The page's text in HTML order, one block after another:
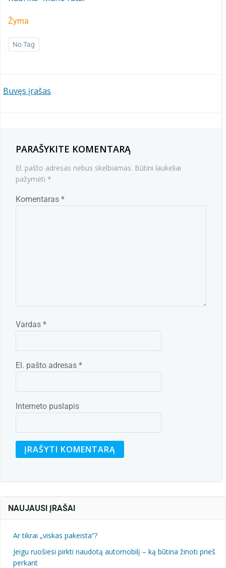
Žyma
No Tag
NAVIGACIJA
ĮRAŠŲ
Buvęs įrašas
PARAŠYKITE KOMENTARĄ
El. pašto adresas nebus skelbiamas. Būtini laukeliai
pažymėti *
Komentaras *
Vardas *
El. pašto adresas *
Interneto puslapis
NAUJAUSI ĮRAŠAI
Ar tikrai „viskas pakeista“?
Jeigu ruošiesi pirkti naudotą automobilį – ką būtina žinoti prieš
perkant